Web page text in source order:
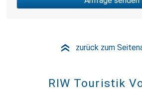
» zurück zum
RIW Touristik